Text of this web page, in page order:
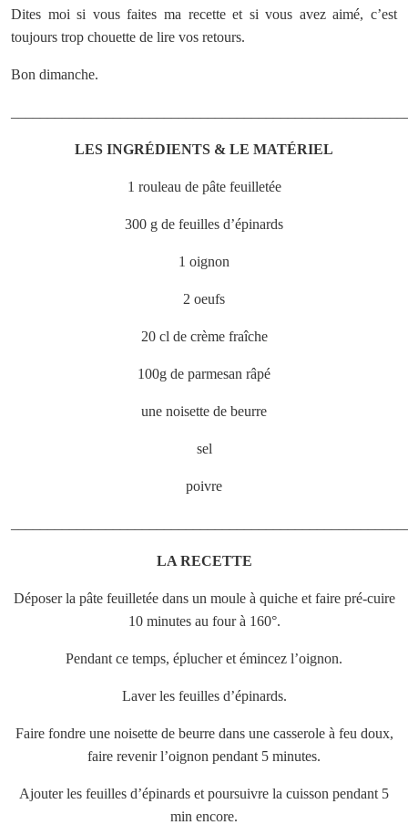
Dites moi si vous faites ma recette et si vous avez aimé, c’est
toujours trop chouette de lire vos retours.
Bon dimanche.
LES INGRÉDIENTS & LE MATÉRIEL
1 rouleau de pâte feuilletée
300 g de feuilles d’épinards
1 oignon
2 oeufs
20 cl de crème fraîche
100g de parmesan râpé
une noisette de beurre
sel
poivre
LA RECETTE
Déposer la pâte feuilletée dans un moule à quiche et faire pré-cuire
10 minutes au four à 160°.
Pendant ce temps, éplucher et émincez l’oignon.
Laver les feuilles d’épinards.
Faire fondre une noisette de beurre dans une casserole à feu doux,
faire revenir l’oignon pendant 5 minutes.
Ajouter les feuilles d’épinards et poursuivre la cuisson pendant 5
min encore.